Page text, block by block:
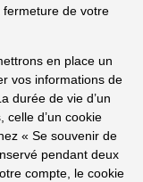
de votre
en place un
vos informations de
durée de vie d’un
celle d’un cookie
« Se souvenir de
pendant deux
compte, le cookie